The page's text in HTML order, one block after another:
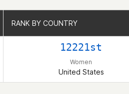
RANK BY COUNTRY
12221st
Women
United States
RANK BY COUNTRY